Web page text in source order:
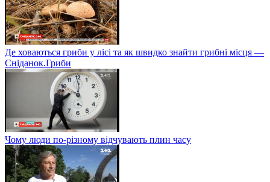
Де ховаються гриби у лісі та як швидко знайти грибні місця —
Сніданок.Гриби
Чому люди по-різному відчувають плин часу